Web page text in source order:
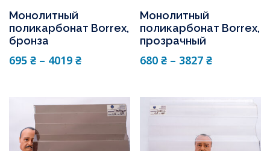
Монолитный
поликарбонат Borrex,
бронза
695 ₴ – 4019 ₴
Монолитный
поликарбонат Borrex,
прозрачный
680₴ – 3827₴